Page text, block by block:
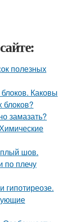
полезных
Каковы
замазать?
шов.
по плечу
гипотиреозе.